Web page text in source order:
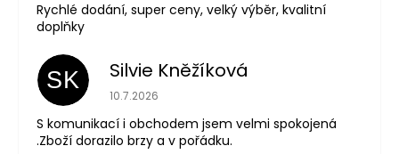
Rychlé dodání, super ceny, velký výběr, kvalitní
doplňky
SK Silvie Kněžíková
Hodnocení obchodu je 5 z 5 hvězdiček.
10.7.2026
S komunikací i obchodem jsem velmi spokojená
.Zboží dorazilo brzy a v pořádku.